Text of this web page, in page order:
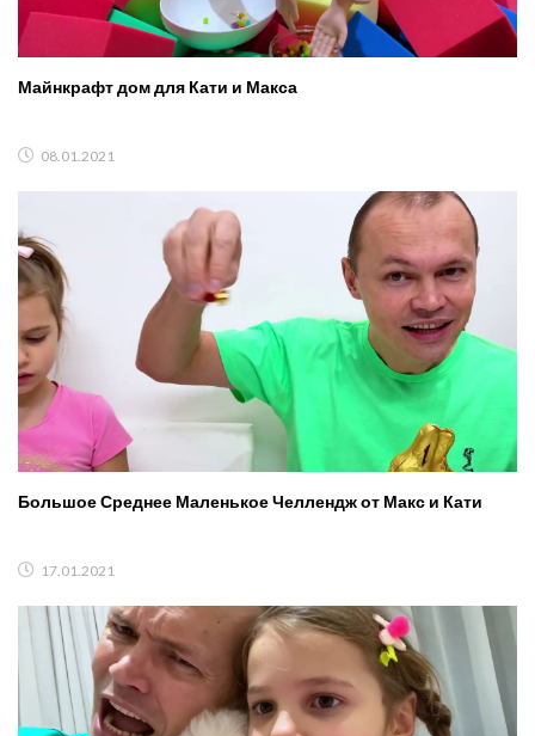
Майнкрафт дом для Кати и Макса
08.01.2021
Большое Среднее Маленькое Челлендж от Макс и Кати
17.01.2021